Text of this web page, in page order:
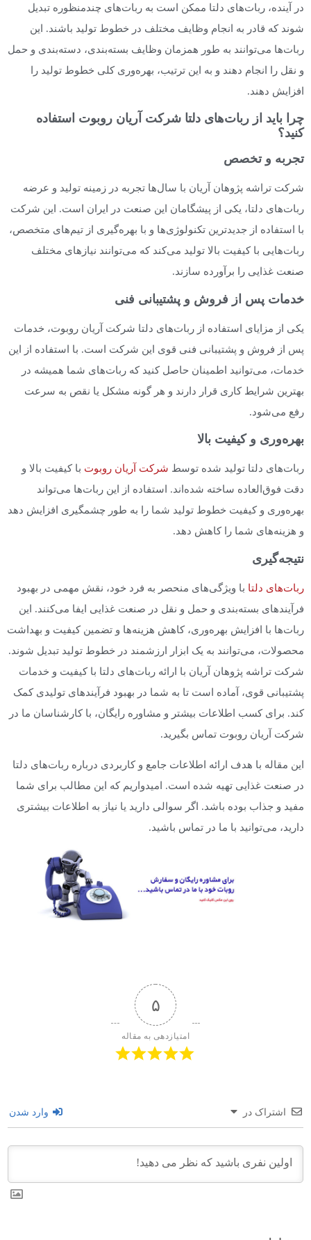
در آینده، ربات‌های دلتا ممکن است به ربات‌های چندمنظوره تبدیل
شوند که قادر به انجام وظایف مختلف در خطوط تولید باشند. این
ربات‌ها می‌توانند به طور همزمان وظایف بسته‌بندی، دسته‌بندی و حمل
و نقل را انجام دهند و به این ترتیب، بهره‌وری کلی خطوط تولید را
افزایش دهند.
چرا باید از ربات‌های دلتا شرکت آریان روبوت استفاده
کنید؟
تجربه و تخصص
شرکت تراشه پژوهان آریان با سال‌ها تجربه در زمینه تولید و عرضه
ربات‌های دلتا، یکی از پیشگامان این صنعت در ایران است. این شرکت
با استفاده از جدیدترین تکنولوژی‌ها و با بهره‌گیری از تیم‌های متخصص،
ربات‌هایی با کیفیت بالا تولید می‌کند که می‌توانند نیازهای مختلف
صنعت غذایی را برآورده سازند.
خدمات پس از فروش و پشتیبانی فنی
یکی از مزایای استفاده از ربات‌های دلتا شرکت آریان روبوت، خدمات
پس از فروش و پشتیبانی فنی قوی این شرکت است. با استفاده از این
خدمات، می‌توانید اطمینان حاصل کنید که ربات‌های شما همیشه در
بهترین شرایط کاری قرار دارند و هر گونه مشکل یا نقص به سرعت
رفع می‌شود.
بهره‌وری و کیفیت بالا
ربات‌های دلتا تولید شده توسط شرکت آریان روبوت با کیفیت بالا و
دقت فوق‌العاده ساخته شده‌اند. استفاده از این ربات‌ها می‌تواند
بهره‌وری و کیفیت خطوط تولید شما را به طور چشمگیری افزایش دهد
و هزینه‌های شما را کاهش دهد.
نتیجه‌گیری
ربات‌های دلتا با ویژگی‌های منحصر به فرد خود، نقش مهمی در بهبود
فرآیندهای بسته‌بندی و حمل و نقل در صنعت غذایی ایفا می‌کنند. این
ربات‌ها با افزایش بهره‌وری، کاهش هزینه‌ها و تضمین کیفیت و بهداشت
محصولات، می‌توانند به یک ابزار ارزشمند در خطوط تولید تبدیل شوند.
شرکت تراشه پژوهان آریان با ارائه ربات‌های دلتا با کیفیت و خدمات
پشتیبانی قوی، آماده است تا به شما در بهبود فرآیندهای تولیدی کمک
کند. برای کسب اطلاعات بیشتر و مشاوره رایگان، با کارشناسان ما در
شرکت آریان روبوت تماس بگیرید.
این مقاله با هدف ارائه اطلاعات جامع و کاربردی درباره ربات‌های دلتا
در صنعت غذایی تهیه شده است. امیدواریم که این مطالب برای شما
مفید و جذاب بوده باشد. اگر سوالی دارید یا نیاز به اطلاعات بیشتری
دارید، می‌توانید با ما در تماس باشید.
۵
امتیازدهی به مقاله
اشتراک در وارد شدن